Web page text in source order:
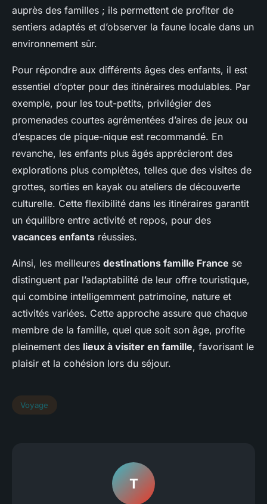
auprès des familles ; ils permettent de profiter de
sentiers adaptés et d’observer la faune locale dans un
environnement sûr.
Pour répondre aux différents âges des enfants, il est
essentiel d’opter pour des itinéraires modulables. Par
exemple, pour les tout-petits, privilégier des
promenades courtes agrémentées d’aires de jeux ou
d’espaces de pique-nique est recommandé. En
revanche, les enfants plus âgés apprécieront des
explorations plus complètes, telles que des visites de
grottes, sorties en kayak ou ateliers de découverte
culturelle. Cette flexibilité dans les itinéraires garantit
un équilibre entre activité et repos, pour des
vacances enfants réussies.
Ainsi, les meilleures destinations famille France se
distinguent par l’adaptabilité de leur offre touristique,
qui combine intelligemment patrimoine, nature et
activités variées. Cette approche assure que chaque
membre de la famille, quel que soit son âge, profite
pleinement des lieux à visiter en famille, favorisant le
plaisir et la cohésion lors du séjour.
Voyage
T